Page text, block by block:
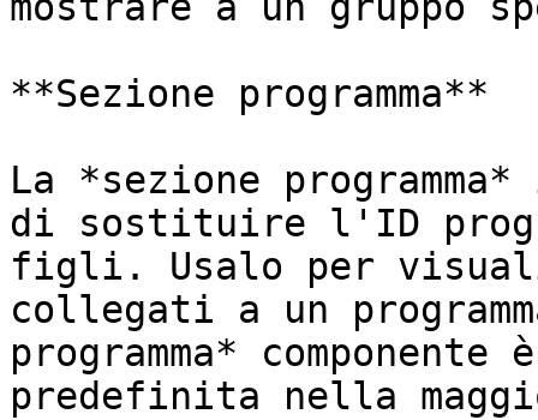
**Sezione programma**
La *sezione
di sostituire l'ID
figli. Usalo per
collegati a un
programma*
predefinita nella